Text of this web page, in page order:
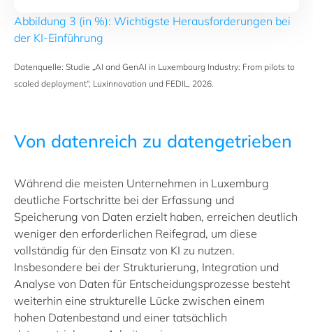
Abbildung 3 (in %): Wichtigste Herausforderungen bei
der KI-Einführung
Datenquelle: Studie „AI and GenAI in Luxembourg Industry: From pilots to
scaled deployment“, Luxinnovation und FEDIL, 2026.
Von datenreich zu datengetrieben
Während die meisten Unternehmen in Luxemburg
deutliche Fortschritte bei der Erfassung und
Speicherung von Daten erzielt haben, erreichen deutlich
weniger den erforderlichen Reifegrad, um diese
vollständig für den Einsatz von KI zu nutzen.
Insbesondere bei der Strukturierung, Integration und
Analyse von Daten für Entscheidungsprozesse besteht
weiterhin eine strukturelle Lücke zwischen einem
hohen Datenbestand und einer tatsächlich